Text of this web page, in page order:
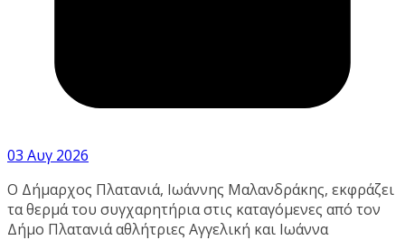
03 Αυγ 2026
Ο Δήμαρχος Πλατανιά, Ιωάννης Μαλανδράκης, εκφράζει
τα θερμά του συγχαρητήρια στις καταγόμενες από τον
Δήμο Πλατανιά αθλήτριες Αγγελική και Ιωάννα